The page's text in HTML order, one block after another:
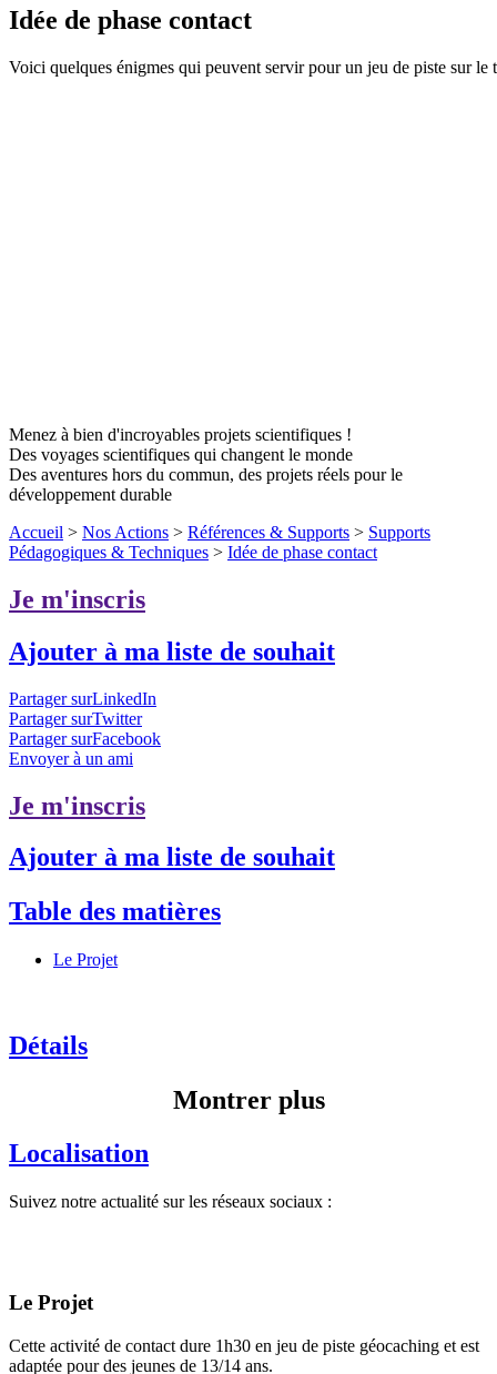
Idée de phase contact
Voici quelques énigmes qui peuvent servir pour un jeu de piste sur
Menez à bien d'incroyables projets scientifiques !
Des voyages scientifiques qui changent le monde
Des aventures hors du commun, des projets réels pour le
développement durable
Accueil > Nos Actions > Références & Supports > Supports
Pédagogiques & Techniques > Idée de phase contact
Je m'inscris
Ajouter à ma liste de souhait
Partager surLinkedIn
Partager surTwitter
Partager surFacebook
Envoyer à un ami
Je m'inscris
Ajouter à ma liste de souhait
Table des matières
Le Projet
Détails
Montrer plus
Localisation
Suivez notre actualité sur les réseaux sociaux :
Le Projet
Cette activité de contact dure 1h30 en jeu de piste géocaching et est
adaptée pour des jeunes de 13/14 ans.